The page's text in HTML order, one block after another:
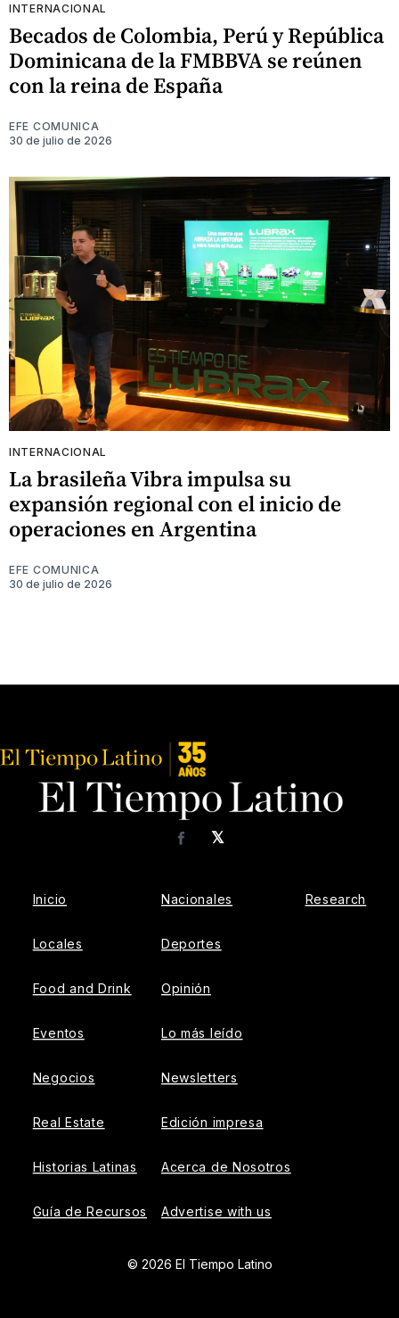
INTERNACIONAL
Becados de Colombia, Perú y República
Dominicana de la FMBBVA se reúnen
con la reina de España
EFE COMUNICA
30 de julio de 2026
INTERNACIONAL
La brasileña Vibra impulsa su
expansión regional con el inicio de
operaciones en Argentina
EFE COMUNICA
30 de julio de 2026
𝕏
Facebook
Inicio
Locales
Food and Drink
Eventos
Negocios
Real Estate
Historias Latinas
Guía de Recursos
Nacionales
Deportes
Opinión
Lo más leído
Newsletters
Edición impresa
Acerca de Nosotros
Advertise with us
Research
© 2026 El Tiempo Latino